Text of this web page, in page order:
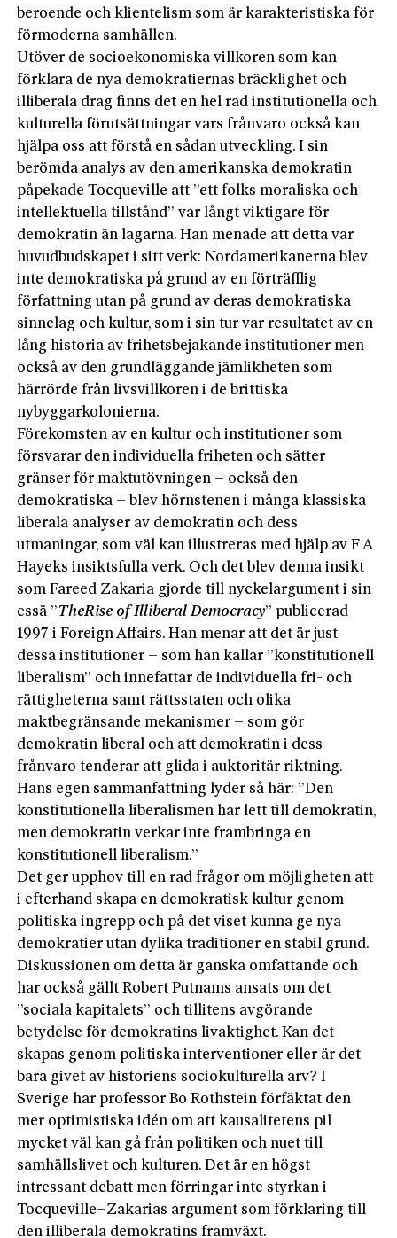
beroende och klientelism som är karakteristiska för
förmoderna samhällen.
Utöver de socioekonomiska villkoren som kan
förklara de nya demokratiernas bräcklighet och
illiberala drag finns det en hel rad institutionella och
kulturella förutsättningar vars frånvaro också kan
hjälpa oss att förstå en sådan utveckling. I sin
berömda analys av den amerikanska demokratin
påpekade Tocqueville att ”ett folks moraliska och
intellektuella tillstånd” var långt viktigare för
demokratin än lagarna. Han menade att detta var
huvudbudskapet i sitt verk: Nordamerikanerna blev
inte demokratiska på grund av en förträfflig
författning utan på grund av deras demokratiska
sinnelag och kultur, som i sin tur var resultatet av en
lång historia av frihetsbejakande institutioner men
också av den grundläggande jämlikheten som
härrörde från livsvillkoren i de brittiska
nybyggarkolonierna.
Förekomsten av en kultur och institutioner som
försvarar den individuella friheten och sätter
gränser för maktutövningen – också den
demokratiska – blev hörnstenen i många klassiska
liberala analyser av demokratin och dess
utmaningar, som väl kan illustreras med hjälp av F A
Hayeks insiktsfulla verk. Och det blev denna insikt
som Fareed Zakaria gjorde till nyckelargument i sin
essä ”TheRise of Illiberal Democracy” publicerad
1997 i Foreign Affairs. Han menar att det är just
dessa institutioner – som han kallar ”konstitutionell
liberalism” och innefattar de individuella fri- och
rättigheterna samt rättsstaten och olika
maktbegränsande mekanismer – som gör
demokratin liberal och att demokratin i dess
frånvaro tenderar att glida i auktoritär riktning.
Hans egen sammanfattning lyder så här: ”Den
konstitutionella liberalismen har lett till demokratin,
men demokratin verkar inte frambringa en
konstitutionell liberalism.”
Det ger upphov till en rad frågor om möjligheten att
i efterhand skapa en demokratisk kultur genom
politiska ingrepp och på det viset kunna ge nya
demokratier utan dylika traditioner en stabil grund.
Diskussionen om detta är ganska omfattande och
har också gällt Robert Putnams ansats om det
”sociala kapitalets” och tillitens avgörande
betydelse för demokratins livaktighet. Kan det
skapas genom politiska interventioner eller är det
bara givet av historiens sociokulturella arv? I
Sverige har professor Bo Rothstein förfäktat den
mer optimistiska idén om att kausalitetens pil
mycket väl kan gå från politiken och nuet till
samhällslivet och kulturen. Det är en högst
intressant debatt men förringar inte styrkan i
Tocqueville–Zakarias argument som förklaring till
den illiberala demokratins framväxt.